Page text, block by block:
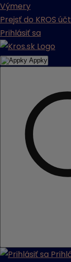
Výmery
Prejsť do KROS
Prihlásiť sa
Appky